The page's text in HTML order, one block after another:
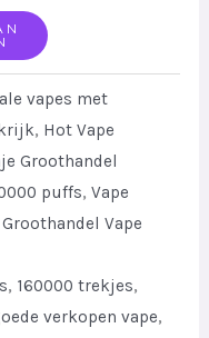
vapes met
, Hot Vape
Groothandel
puffs,Vape
Groothandel Vape
, 160000 trekjes,
verkopen vape,